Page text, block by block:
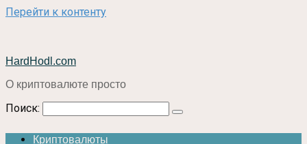
Перейти к контенту
HardHodl.com
О криптовалюте просто
Поиск:
Криптовалюты